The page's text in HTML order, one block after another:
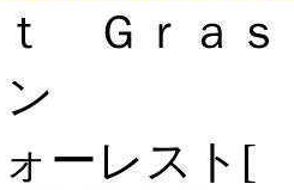
ｔ Ｇｒａ
ーレスト[